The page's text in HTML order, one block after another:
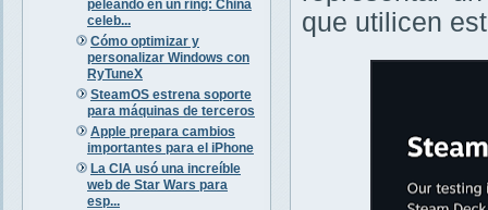
peleando en un ring: China
celeb...
Cómo optimizar y
personalizar Windows con
RyTuneX
SteamOS estrena soporte
para máquinas de terceros
Apple prepara cambios
importantes para el iPhone
La CIA usó una increíble
web de Star Wars para
esp...
que utilicen